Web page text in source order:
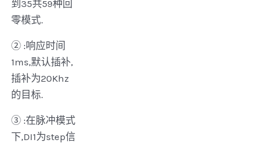
到35共59种回
零模式.
② :响应时间
1ms,默认插补,
插补为20Khz
的目标.
③ :在脉冲模式
下,DI1为step信